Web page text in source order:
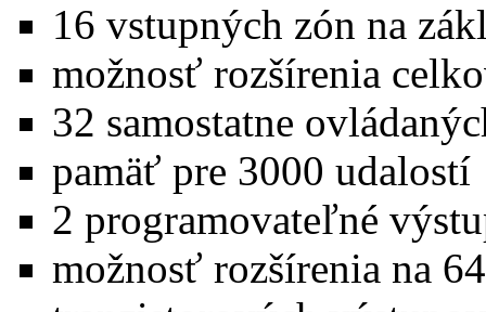
16 vstupných zón na
možnosť rozšírenia
32 samostatne
pamäť pre 3000 udalostí
2 programovateľné
možnosť rozšírenia na